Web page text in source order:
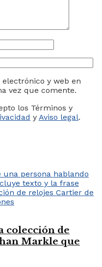
y web en
vez que comente.
los Términos y
y Aviso legal.
colección de
Markle que